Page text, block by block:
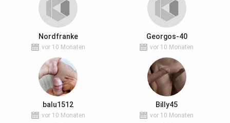
Nordfranke
vor 10 Monaten
Georgos-40
vor 10 Monaten
balu1512
vor 10 Monaten
Billy45
vor 10 Monaten